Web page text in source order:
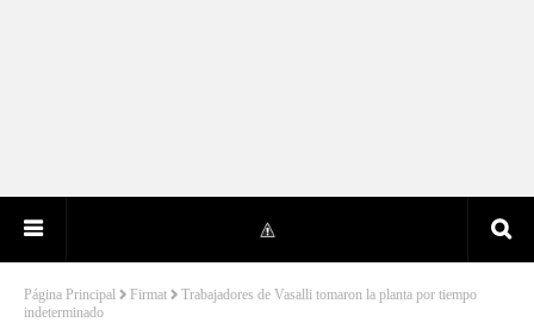
Página Principal Firmat
Trabajadores de Vasalli tomaron la planta por tiempo
indeterminado